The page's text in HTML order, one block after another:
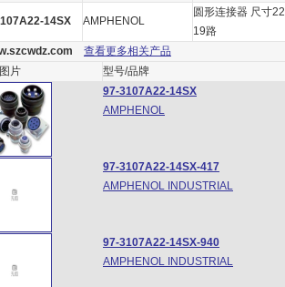
14SX AMPHENOL
圆形连接器 尺寸22
19路
查看更多相关产品
片
型号/品牌
97-3107A22-14SX
AMPHENOL
97-3107A22-14SX-417
AMPHENOL INDUSTRIAL
97-3107A22-14SX-940
AMPHENOL INDUSTRIAL